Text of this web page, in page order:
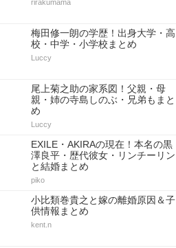
rirakumama
梅田修一朗の学歴！出身大学・高
校・中学・小学校まとめ
Luccy
尾上菊之助の家系図！父親・母
親・姉の寺島しのぶ・兄弟もまと
め
Luccy
EXILE・AKIRAの現在！本名の黒
澤良平・歴代彼女・リンチーリン
と結婚まとめ
piko
小比類巻貴之と嫁の離婚原因＆子
供情報まとめ
kent.n